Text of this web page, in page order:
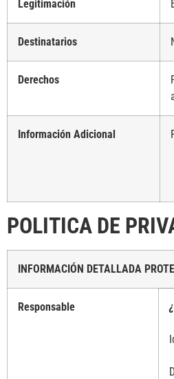
Legitimación
Destinatarios
Derechos
Información Adicional
POLITICA DE
INFORMACIÓN DETALLADA
Responsable